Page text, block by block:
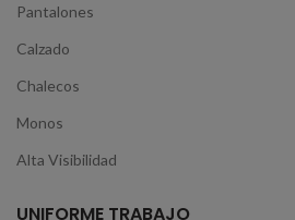
Pantalones
Calzado
Chalecos
Monos
Alta Visibilidad
UNIFORME TRABAJO